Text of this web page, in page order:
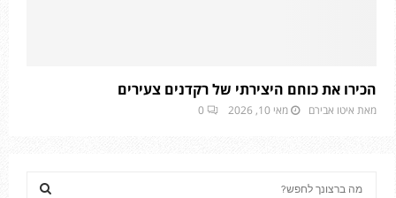
הכירו את כוחם היצירתי של רקדנים צעירים
מאת איטו אבירם מאי 10, 2026 0